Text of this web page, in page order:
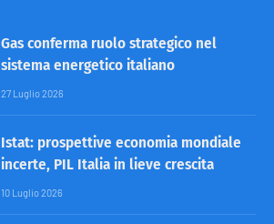
Gas conferma ruolo strategico nel
sistema energetico italiano
27 Luglio 2026
Istat: prospettive economia mondiale
incerte, PIL Italia in lieve crescita
10 Luglio 2026